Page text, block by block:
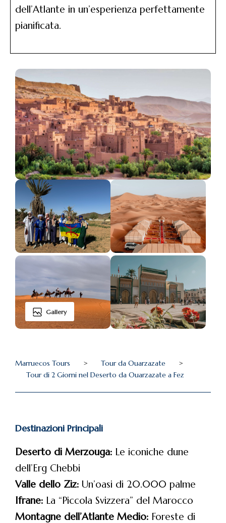
dell’Atlante in un’esperienza perfettamente
pianificata.
Gallery
Marruecos Tours > Tour da Ouarzazate
>
Tour di 2 Giorni nel Deserto da Ouarzazate a Fez
Destinazioni Principali
Deserto di Merzouga: Le iconiche dune
dell’Erg Chebbi
Valle dello Ziz: Un’oasi di 20.000 palme
Ifrane: La “Piccola Svizzera” del Marocco
Montagne dell’Atlante Medio: Foreste di